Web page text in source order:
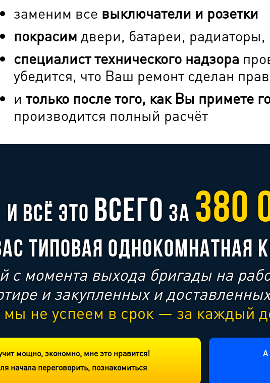
заменим все выключатели и розетки
покрасим двери, батареи, радиаторы,
специалист технического надзора
убедится, что Ваш ремонт сделан
и только после того, как Вы примете
производится полный расчёт‎
И ВСЁ ЭТО ВСЕГО ЗА 380
ТИПОВАЯ ОДНОКОМНАТНАЯ
с момента выхода бригады на
и закупленных и
мы не успеем в срок — за каждый
мощно, экономно, мне это нравится!
начала переговорить, познакомиться
А